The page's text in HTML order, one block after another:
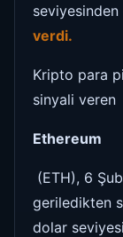
verdi.
Kripto para
sinyali veren
Ethereum
(ETH), 6
geriledikten
dolar